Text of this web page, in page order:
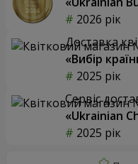
2026 рік
Доставка
«Вибір
2025 рік
Сервіс
«Ukrainian
2025 рік